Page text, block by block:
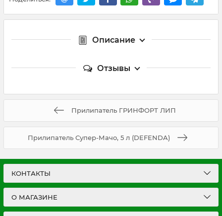
Описание
Отзывы
Прилипатель ГРИНФОРТ ЛИП
Прилипатель Супер-Мачо, 5 л (DEFENDA)
КОНТАКТЫ
О МАГАЗИНЕ